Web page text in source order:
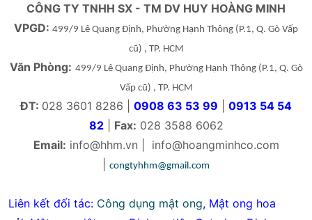
CÔNG TY TNHH SX - TM DV HUY HOÀNG MINH
VPGD: 499/9 Lê Quang Định, Phường Hạnh Thông (P.1, Q. Gò Vấp
cũ) , TP. HCM
Văn Phòng: 499/9 Lê Quang Định, Phường Hạnh Thông(P.1, Q. Gò
Vấp cũ) , TP. HCM
ĐT: 028 3601 8286 | 0908 63 53 99
0913 54 54
82| Fax: 028 3588 6062
Email: info@hhm.vn
info@hoangminhco.com
congtyhhm@gmail.com
Liên kết đối tác: Công dụng mật ong, Mật ong hoa